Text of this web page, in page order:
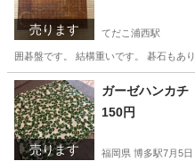
売ります てだこ浦西駅
囲碁盤です。 結構重いです。 碁石もあり
沖縄 宜野湾市 てだこ浦西駅
売ります
ガーゼハンカチ
150円
福岡県 博多駅7月5日